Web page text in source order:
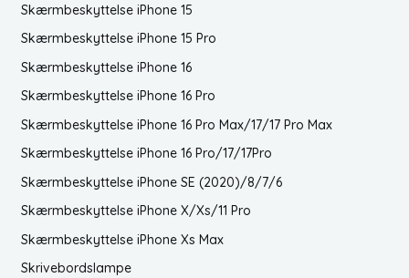
Skærmbeskyttelse iPhone 15
Skærmbeskyttelse iPhone 15 Pro
Skærmbeskyttelse iPhone 16
Skærmbeskyttelse iPhone 16 Pro
Skærmbeskyttelse iPhone 16 Pro Max/17/17 Pro Max
Skærmbeskyttelse iPhone 16 Pro/17/17Pro
Skærmbeskyttelse iPhone SE (2020)/8/7/6
Skærmbeskyttelse iPhone X/Xs/11 Pro
Skærmbeskyttelse iPhone Xs Max
Skrivebordslampe